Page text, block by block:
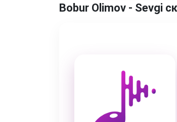
Bobur Olimov - Sevgi